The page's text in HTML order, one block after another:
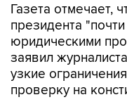
Газета отмечает,
президента
юридическими
заявил
узкие
проверку на